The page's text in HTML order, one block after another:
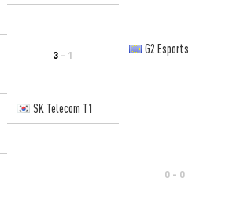
3 - 1
G2 Esports
SK Telecom T1
0 - 0